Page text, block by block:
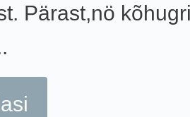
Pärast,nö